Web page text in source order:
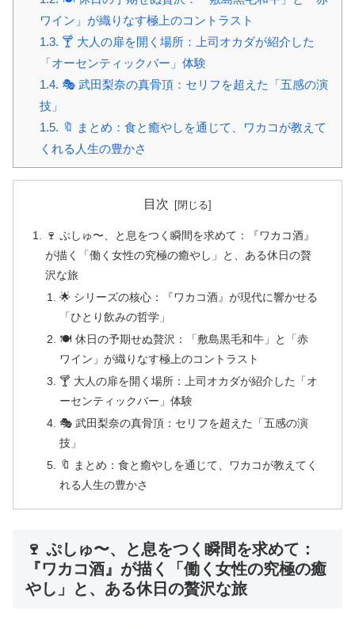
ワイン」が織りなす極上のコントラスト
1.3. 🍸 大人の扉を開く場所：上司オカダが紹介した
「オーセンティックバー」体験
1.4. 🎭 武田梨奈の真骨頂：セリフを超えた「五感の演
技」
1.5. 🔖 まとめ：食と癒やしを通じて、ワカコが教えて
くれる人生の豊かさ
目次
🍷 ぷしゅ〜、と息をつく瞬間を求めて：『ワカコ酒』
が描く「働く女性の究極の癒やし」と、ある休日の贅
沢な旅
🌟 シリーズの核心：『ワカコ酒』が現代に響かせる
「ひとり飲みの哲学」
🍽 休日の予期せぬ贅沢：「敷島黒毛和牛」と「赤
ワイン」が織りなす極上のコントラスト
🍸 大人の扉を開く場所：上司オカダが紹介した「オ
ーセンティックバー」体験
🎭 武田梨奈の真骨頂：セリフを超えた「五感の演
技」
🔖 まとめ：食と癒やしを通じて、ワカコが教えてく
れる人生の豊かさ
🍷 ぷしゅ〜、と息をつく瞬間を求めて：
『ワカコ酒』が描く「働く女性の究極の癒
やし」と、ある休日の贅沢な旅